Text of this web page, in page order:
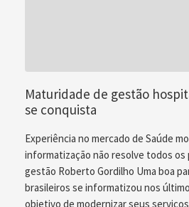
Maturidade de gestão
se conquista
Experiência no mercado de Saúde
informatização não resolve todos os
gestão Roberto Gordilho Uma boa
brasileiros se informatizou nos
objetivo de modernizar seus